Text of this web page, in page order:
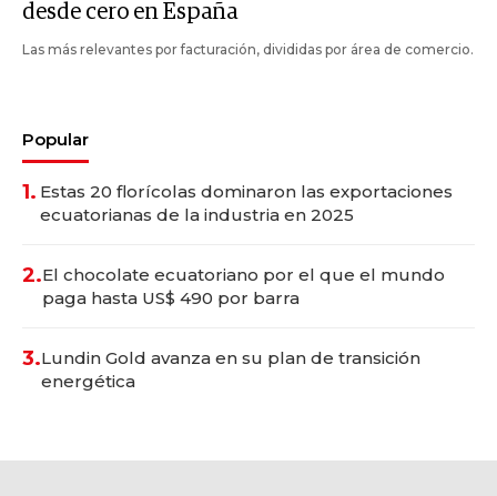
desde cero en España
Las más relevantes por facturación, divididas por área de comercio.
Popular
1. Estas 20 florícolas dominaron las exportaciones
ecuatorianas de la industria en 2025
2.El chocolate ecuatoriano por el que el mundo
paga hasta US$ 490 por barra
3.Lundin Gold avanza en su plan de transición
energética